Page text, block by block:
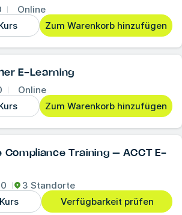
Online
Zum Warenkorb hinzufügen
E-Learning
Online
Zum Warenkorb hinzufügen
Compliance Training – ACCT E-
3 Standorte
Verfügbarkeit prüfen